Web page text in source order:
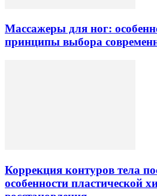
Массажеры для ног:
принципы выбора
Коррекция контуров тела
особенности пластической